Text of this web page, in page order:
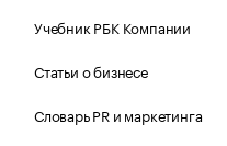
Учебник РБК Компании
Статьи о бизнесе
Словарь PR и маркетинга